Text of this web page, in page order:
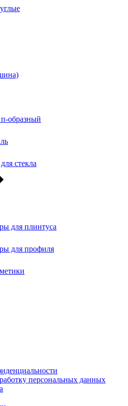
образный
стекла
для плинтуса
для профиля
персональных данных